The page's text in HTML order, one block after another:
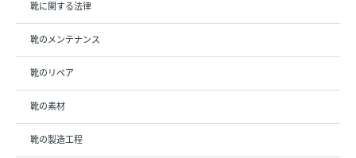
靴に関する法律
靴のメンテナンス
靴のリペア
靴の素材
靴の製造工程